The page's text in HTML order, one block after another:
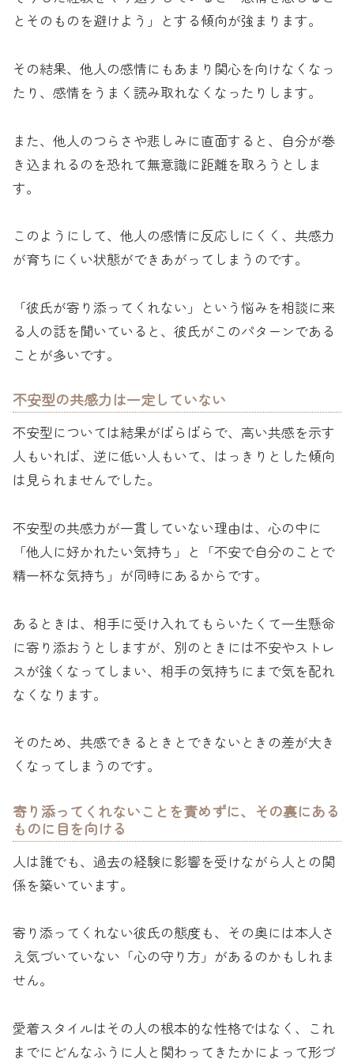
とそのものを避けよう」とする傾向が強まります。
その結果、他人の感情にもあまり関心を向けなくなっ
たり、感情をうまく読み取れなくなったりします。
また、他人のつらさや悲しみに直面すると、自分が巻
き込まれるのを恐れて無意識に距離を取ろうとしま
す。
このようにして、他人の感情に反応しにくく、共感力
が育ちにくい状態ができあがってしまうのです。
「彼氏が寄り添ってくれない」という悩みを相談に来
る人の話を聞いていると、彼氏がこのパターンである
ことが多いです。
不安型の共感力は一定していない
不安型については結果がばらばらで、高い共感を示す
人もいれば、逆に低い人もいて、はっきりとした傾向
は見られませんでした。
不安型の共感力が一貫していない理由は、心の中に
「他人に好かれたい気持ち」と「不安で自分のことで
精一杯な気持ち」が同時にあるからです。
あるときは、相手に受け入れてもらいたくて一生懸命
に寄り添おうとしますが、別のときには不安やストレ
スが強くなってしまい、相手の気持ちにまで気を配れ
なくなります。
そのため、共感できるときとできないときの差が大き
くなってしまうのです。
寄り添ってくれないことを責めずに、その裏にある
ものに目を向ける
人は誰でも、過去の経験に影響を受けながら人との関
係を築いています。
寄り添ってくれない彼氏の態度も、その奥には本人さ
え気づいていない「心の守り方」があるのかもしれま
せん。
愛着スタイルはその人の根本的な性格ではなく、これ
までにどんなふうに人と関わってきたかによって形づ